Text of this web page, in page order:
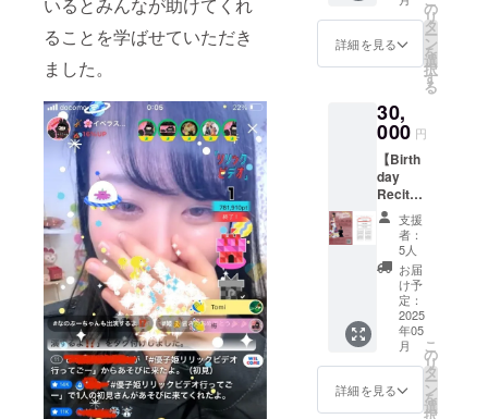
いるとみんなが助けてくれ
ることを学ばせていただき
ました。
※当日会
越しい
ただけ
ログラ
ム郵送
希望の
方は、
プログ
ラムを
後日郵
送させ
ていた
だきま
すの
で、支
援時、
必ず備
考欄に
前、ご
住所を
Blu-ray
を郵送
させて
支援
時、必
ず備考
欄に希
望され
るお名
前をご
記入く
ださ
い。 ・
お名前
のご確
認を
メール
にてさ
ただき
ます。
会）
2025年
1月26日
(日)11:0
ランチ
会） ※
ランチ
会のご
飲食代
は別途
・場
所：長
野県北
佐久郡
軽井沢
町周辺
・支援
者様の
交通費
や滞在
費は各
ムに、
支援者
様のお
名前
（ニッ
ム）を
掲載し
ます。
・支援
時、必
ず備考
欄に希
望され
るお名
前をご
記入く
ださ
い。 ・
お名前
のご確
認を
メール
詳細を見る
の
リ
タ
ー
ン
を
選
択
す
る
30,
000 円
【Birth
day
Recital
の
DVD・
Blu-ray
のエン
ドロー
ルにお
名前掲
載】 ＋
DVDま
たは
Blu-ray
付き♡
支援
者：
5人
お届
け予
定：
2025
年05
月
詳細を見る
こ
の
リ
タ
ー
ン
を
選